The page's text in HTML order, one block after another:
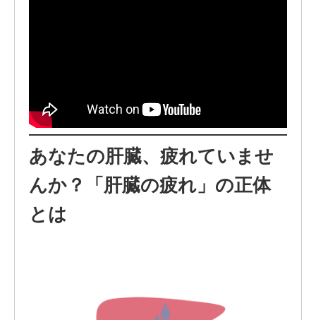
あなたの肝臓、疲れていませ
んか？「肝臓の疲れ」の正体
とは